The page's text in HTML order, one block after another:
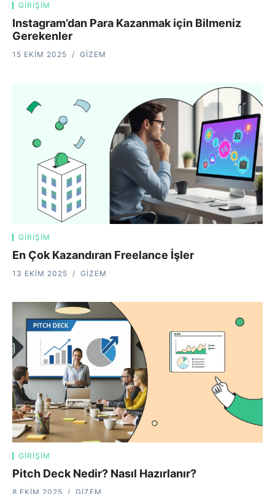
GIRIŞIM
Instagram’dan Para Kazanmak için Bilmeniz
Gerekenler
15 EKIM 2025 GIZEM
GIRIŞIM
En Çok Kazandıran Freelance İşler
13 EKIM 2025 GIZEM
GIRIŞIM
Pitch Deck Nedir? Nasıl Hazırlanır?
8 EKIM 2025 GIZEM